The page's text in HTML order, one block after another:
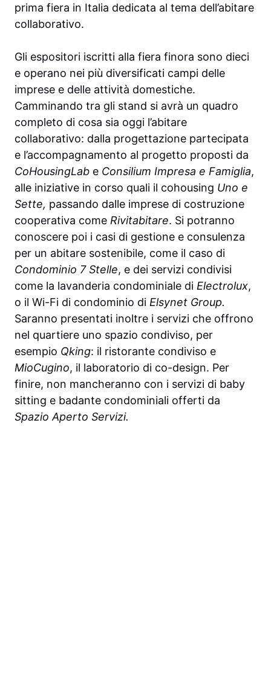
prima fiera in Italia dedicata al tema dell’abitare
collaborativo.
Gli espositori iscritti alla fiera finora sono dieci
e operano nei più diversificati campi delle
imprese e delle attività domestiche.
Camminando tra gli stand si avrà un quadro
completo di cosa sia oggi l’abitare
collaborativo: dalla progettazione partecipata
e l’accompagnamento al progetto proposti da
CoHousingLab e Consilium Impresa e Famiglia,
alle iniziative in corso quali il cohousing Uno e
Sette, passando dalle imprese di costruzione
cooperativa come Rivitabitare. Si potranno
conoscere poi i casi di gestione e consulenza
per un abitare sostenibile, come il caso di
Condominio 7 Stelle, e dei servizi condivisi
come la lavanderia condominiale di Electrolux,
o il Wi-Fi di condominio di Elsynet Group.
Saranno presentati inoltre i servizi che offrono
nel quartiere uno spazio condiviso, per
esempio Qking: il ristorante condiviso e
MioCugino, il laboratorio di co-design. Per
finire, non mancheranno con i servizi di baby
sitting e badante condominiali offerti da
Spazio Aperto Servizi.